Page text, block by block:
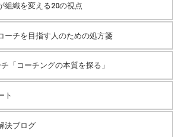
組織を変える20の視点
ーチを目指す人のための処方箋
「コーチングの本質を探る」
ト
決ブログ